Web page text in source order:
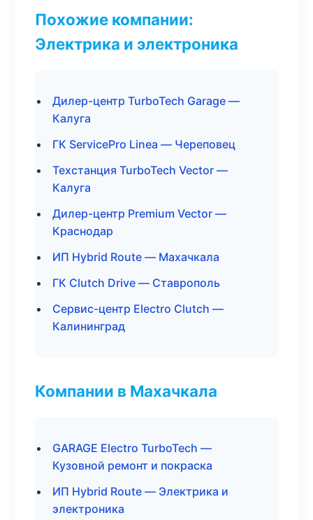
Похожие компании:
Электрика и электроника
Дилер-центр TurboTech Garage —
Калуга
ГК ServicePro Linea — Череповец
Техстанция TurboTech Vector —
Калуга
Дилер-центр Premium Vector —
Краснодар
ИП Hybrid Route — Махачкала
ГК Clutch Drive — Ставрополь
Сервис-центр Electro Clutch —
Калининград
Компании в Махачкала
GARAGE Electro TurboTech —
Кузовной ремонт и покраска
ИП Hybrid Route — Электрика и
электроника